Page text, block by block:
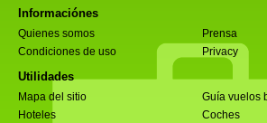
Informaciónes
Quienes somos
Prensa
Condiciones de uso
Privacy
Utilidades
Mapa del sitio
Guía vuelos
Hoteles
Coches